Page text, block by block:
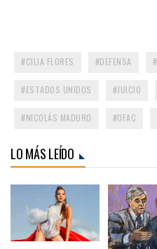
CILIA FLORES DEFENSA
ESTADOS UNIDOS JUICIO
NICOLÁS MADURO OFAC
LO MÁS LEÍDO